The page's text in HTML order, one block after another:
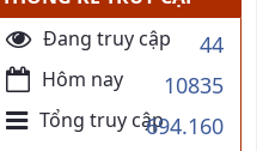
Đang truy cập
44
Hôm nay 10835
Tổng truy cập694.160